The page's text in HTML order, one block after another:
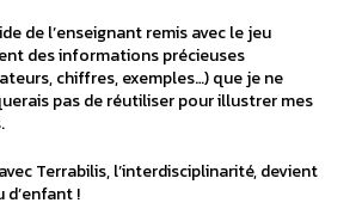
de l’enseignant remis avec le jeu
des informations précieuses
chiffres, exemples…) que je ne
pas de réutiliser pour illustrer mes
Terrabilis, l’interdisciplinarité, devient
d’enfant !